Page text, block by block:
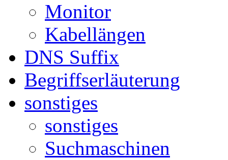
Monitor
Kabellängen
DNS Suffix
Begriffserläuterung
sonstiges
sonstiges
Suchmaschinen